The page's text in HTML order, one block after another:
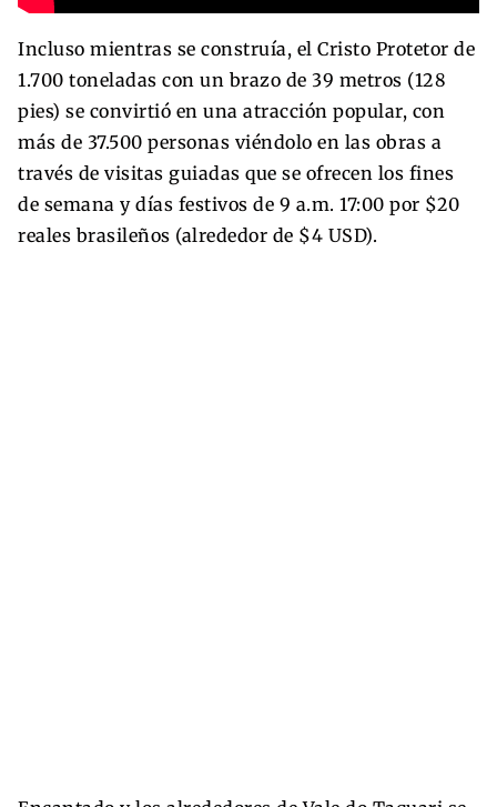
Incluso mientras se construía, el Cristo Protetor de
1.700 toneladas con un brazo de 39 metros (128
pies) se convirtió en una atracción popular, con
más de 37.500 personas viéndolo en las obras a
través de visitas guiadas que se ofrecen los fines
de semana y días festivos de 9 a.m. 17:00 por $20
reales brasileños (alrededor de $4 USD).